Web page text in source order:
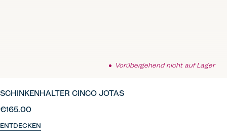
Vorübergehend nicht auf Lager
SCHINKENHALTER CINCO JOTAS
€165.00
ENTDECKEN